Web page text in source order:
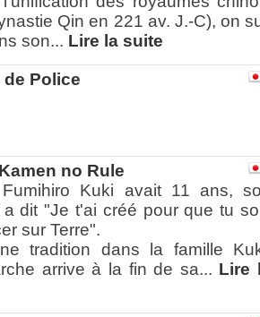
Qin en 221 av. J.-C), on
son... Lire la suite
de Police
no Rule
Kuki avait 11 ans,
a dit "Je t'ai créé pour que tu
sur Terre".
tradition dans la famille
arrive à la fin de sa... Lire